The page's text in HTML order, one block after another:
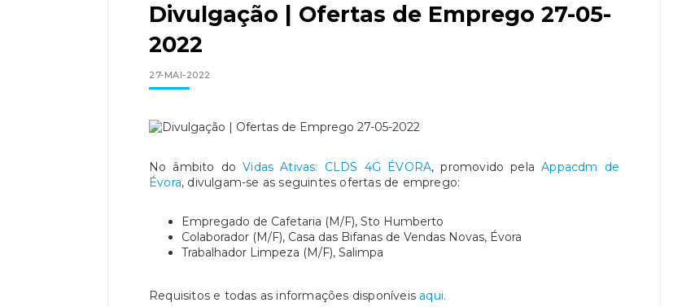
Divulgação | Ofertas de Emprego 27-05-
2022
27-MAI-2022
No âmbito doVidas Ativas: CLDS 4G ÉVORA, promovido pelaAppacdm de
Évora, divulgam-se as seguintes ofertas de emprego:
Empregado de Cafetaria (M/F), Sto Humberto
Colaborador (M/F), Casa das Bifanas de Vendas Novas, Évora
Trabalhador Limpeza (M/F), Salimpa
Requisitos e todas as informações disponíveis aqui.